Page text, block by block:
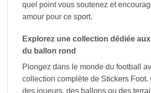
quel point vous soutenez et
amour pour ce sport.
Explorez une collection dédiée
du ballon rond
Plongez dans le monde du football
collection complète de Stickers Foot.
des joueurs, des ballons ou des